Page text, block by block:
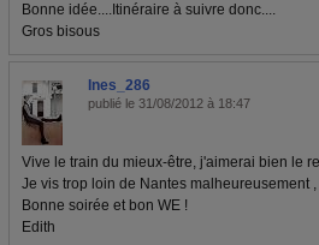
Bonne idée....Itinéraire à suivre donc....
Gros bisous
Ines_286
publié le 31/08/2012 à 18:47
Vive le train du mieux-être, j'aimerai bien le
Je vis trop loin de Nantes malheureusement
Bonne soirée et bon WE !
Edith